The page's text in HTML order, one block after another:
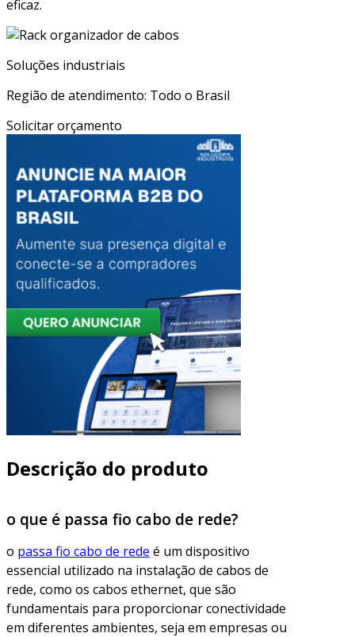
eficaz.
Soluções industriais
Região de atendimento: Todo o Brasil
Solicitar orçamento
Descrição do produto
o que é passa fio cabo de rede?
o passa fio cabo de rede é um dispositivo
essencial utilizado na instalação de cabos de
rede, como os cabos ethernet, que são
fundamentais para proporcionar conectividade
em diferentes ambientes, seja em empresas ou